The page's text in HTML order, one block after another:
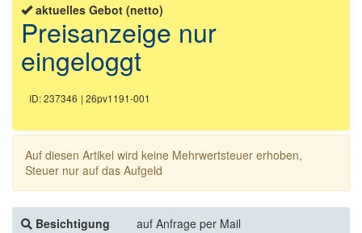
aktuelles Gebot (netto)
Preisanzeige nur
eingeloggt
ID: 237346 | 26pv1191-001
Auf diesen Artikel wird keine Mehrwertsteuer erhoben,
Steuer nur auf das Aufgeld
Besichtigung
auf Anfrage per Mail